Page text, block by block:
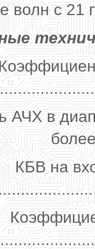
волн с 21
АЧХ в
КБВ на